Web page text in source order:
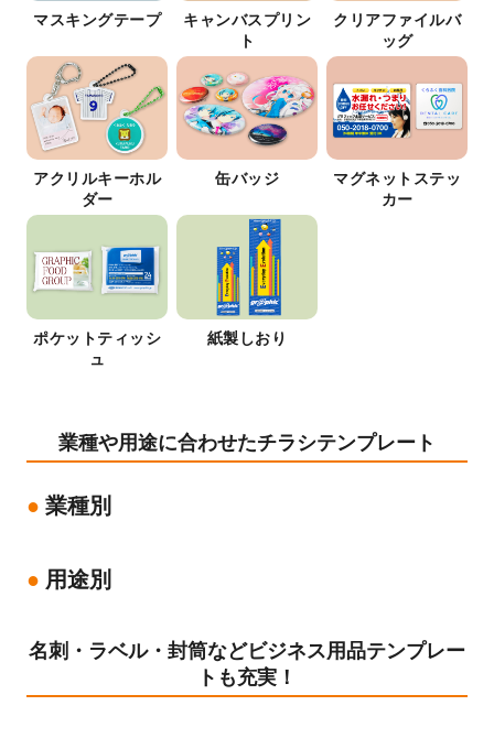
マスキングテープ
キャンバスプリン
ト
クリアファイルバ
ッグ
アクリルキーホル
ダー
缶バッジ
マグネットステッ
カー
ポケットティッシ
ュ
紙製しおり
業種や用途に合わせたチラシテンプレート
業種別
用途別
名刺・ラベル・封筒などビジネス用品テンプレー
トも充実！